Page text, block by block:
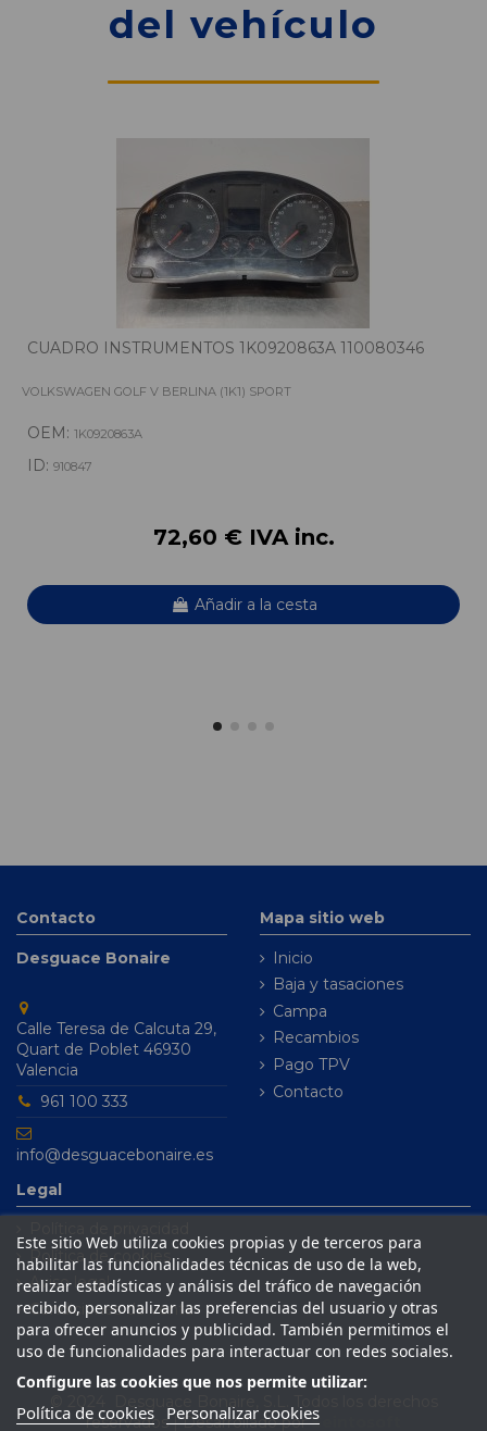
del vehículo
CUADRO INSTRUMENTOS 1K0920863A 110080346
VOLKSWAGEN GOLF V BERLINA (1K1) SPORT
OEM: 1K0920863A
ID: 910847
72,60 € IVA inc.
Añadir a la cesta
Contacto
Desguace Bonaire
Calle Teresa de Calcuta 29,
Quart de Poblet 46930
Valencia
961 100 333
info@desguacebonaire.es
Mapa sitio web
Inicio
Baja y tasaciones
Campa
Recambios
Pago TPV
Contacto
Legal
Política de cookies
Aviso legal
Condiciones de venta
Este sitio Web utiliza cookies propias y de terceros para
habilitar las funcionalidades técnicas de uso de la web,
realizar estadísticas y análisis del tráfico de navegación
recibido, personalizar las preferencias del usuario y otras
para ofrecer anuncios y publicidad. También permitimos el
uso de funcionalidades para interactuar con redes sociales.
Configure las cookies que nos permite utilizar:
Política de cookies Personalizar cookies
reservados | Desarrollado porSeintosoft